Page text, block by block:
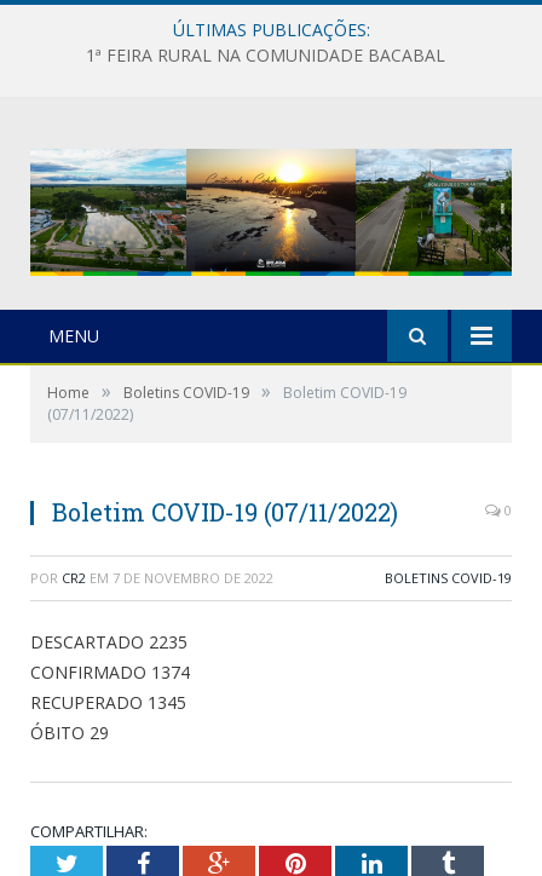
ÚLTIMAS PUBLICAÇÕES:
1ª FEIRA RURAL NA COMUNIDADE BACABAL
MENU
Home » Boletins COVID-19 »
Boletim COVID-19
(07/11/2022)
Boletim COVID-19 (07/11/2022) 0
POR CR2 EM 7 DE NOVEMBRO DE 2022 BOLETINS COVID-19
DESCARTADO 2235
CONFIRMADO 1374
RECUPERADO 1345
ÓBITO 29
COMPARTILHAR:
TwitterFacebookGoogle+PinterestLinkedInTumblr